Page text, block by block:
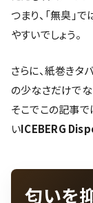
つまり、「無臭」
やすいでしょう。
さらに、紙巻きタ
の少なさだけでな
そこでこの記事で
いICEBERG
匂いを